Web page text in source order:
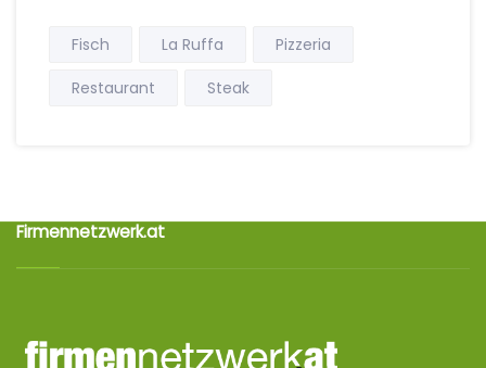
Fisch La Ruffa
Pizzeria
Restaurant
Steak
Firmennetzwerk.at